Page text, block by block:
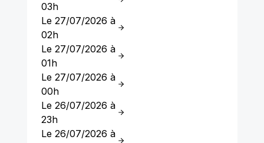
03h
Le 27/07/2026 à
02h
Le 27/07/2026 à
01h
Le 27/07/2026 à
00h
Le 26/07/2026 à
23h
Le 26/07/2026 à